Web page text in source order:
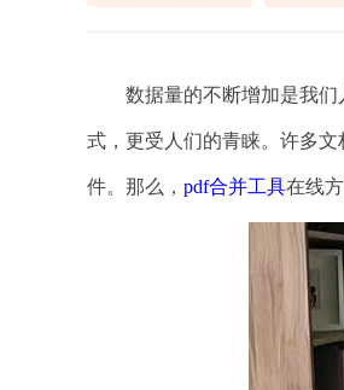
数据量的不断增加是我们人
式，更受人们的青睐。许多
件。那么， pdf合并工具在线